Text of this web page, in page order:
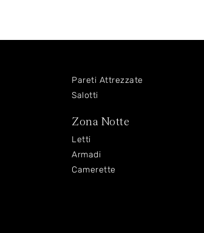
Pareti Attrezzate
Salotti
Zona Notte
Letti
Armadi
Camerette